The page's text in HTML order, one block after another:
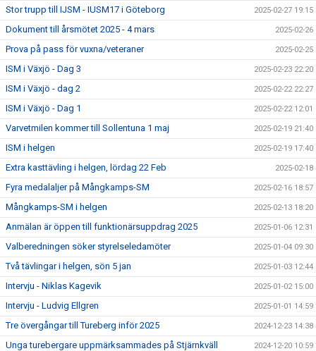
Stor trupp till IJSM - IUSM17 i Göteborg 2025-02-27 19:15
Dokument till årsmötet 2025 - 4 mars 2025-02-26
Prova på pass för vuxna/veteraner 2025-02-25
ISM i Växjö - Dag 3 2025-02-23 22:20
ISM i Växjö - dag 2 2025-02-22 22:27
ISM i Växjö - Dag 1 2025-02-22 12:01
Varvetmilen kommer till Sollentuna 1 maj 2025-02-19 21:40
ISM i helgen 2025-02-19 17:40
Extra kasttävling i helgen, lördag 22 Feb 2025-02-18
Fyra medalaljer på Mångkamps-SM 2025-02-16 18:57
Mångkamps-SM i helgen 2025-02-13 18:20
Anmälan är öppen till funktionärsuppdrag 2025 2025-01-06 12:31
Valberedningen söker styrelseledamöter 2025-01-04 09:30
Två tävlingar i helgen, sön 5 jan 2025-01-03 12:44
Intervju - Niklas Kagevik 2025-01-02 15:00
Intervju - Ludvig Ellgren 2025-01-01 14:59
Tre övergångar till Tureberg inför 2025 2024-12-23 14:38
Unga turebergare uppmärksammades på Stjärnkväll 2024-12-20 10:59